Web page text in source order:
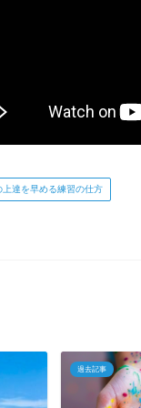
達を早める練習の仕方
過去記事